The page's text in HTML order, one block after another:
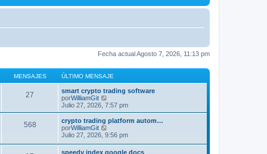
Fecha actual Agosto 7, 2026, 11:13 pm
MENSAJES ÚLTIMO MENSAJE
27
smart crypto trading software
porWilliamGit
e
r
ú
l
t
m
Julio 27, 2026, 7:57 pm
568
crypto trading platform autom…
porWilliamGit
e
Julio 27, 2026, 9:56 pm
speedy index google docs